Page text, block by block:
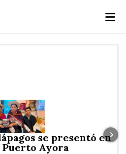
se presentó en
Ayora